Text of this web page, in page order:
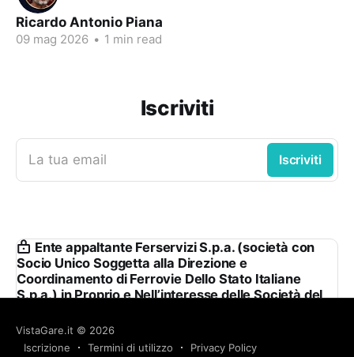
Ricardo Antonio Piana
09 mag 2026 • 1 min read
Iscriviti
La tua email Iscriviti
Ente appaltante Ferservizi S.p.a. (società con
Socio Unico Soggetta alla Direzione e
Coordinamento di Ferrovie Dello Stato Italiane
S.p.a.) in Proprio e Nell’interesse delle Società del
Ferservizi S.p.a. (società con Socio Unico Soggetta
VistaGare.it © 2026
Iscrizione
Termini di utilizzo
Privacy Policy